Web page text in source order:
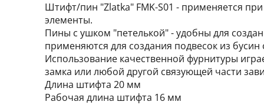
Штифт/пин "Zlatka" FMK-S01 - применяется
элементы.
Пины с ушком "петелькой" - удобны для
применяются для создания подвесок из
Использование качественной фурнитуры
замка или любой другой связующей части
Длина штифта 20 мм
Рабочая длина штифта 16 мм